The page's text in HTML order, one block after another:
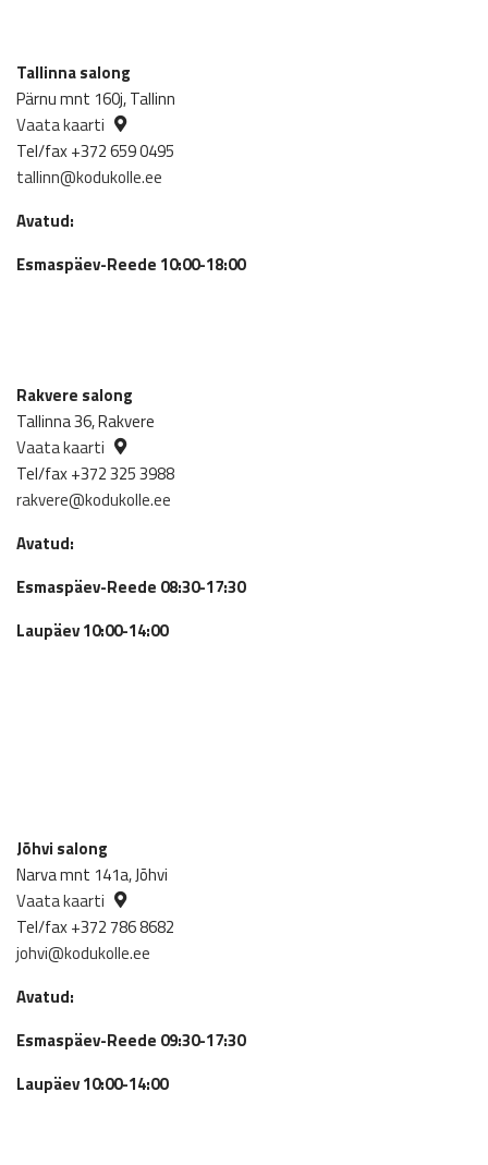
Tallinna salong
Pärnu mnt 160j, Tallinn
Vaata kaarti
Tel/fax +372 659 0495
tallinn@kodukolle.ee
Avatud:
Esmaspäev-Reede 10:00-18:00
Rakvere salong
Tallinna 36, Rakvere
Vaata kaarti
Tel/fax +372 325 3988
rakvere@kodukolle.ee
Avatud:
Esmaspäev-Reede 08:30-17:30
Laupäev 10:00-14:00
Jõhvi salong
Narva mnt 141a, Jõhvi
Vaata kaarti
Tel/fax +372 786 8682
johvi@kodukolle.ee
Avatud:
Esmaspäev-Reede 09:30-17:30
Laupäev 10:00-14:00